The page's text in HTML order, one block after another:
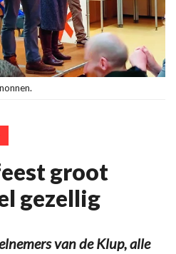
groot
gezellig
van de Klup, alle